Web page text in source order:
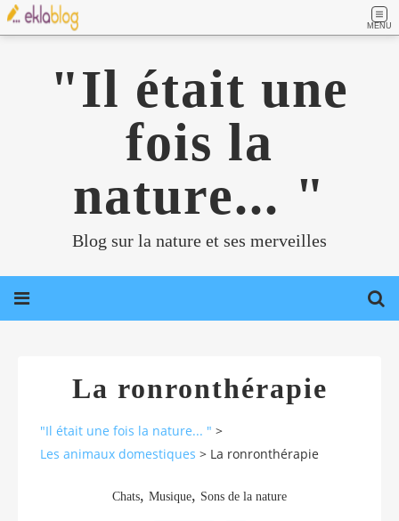
MENU
"Il était une
fois la
nature... "
Blog sur la nature et ses merveilles
La ronronthérapie
"Il était une fois la nature... " >
Les animaux domestiques > La ronronthérapie
Chats, Musique, Sons de la nature